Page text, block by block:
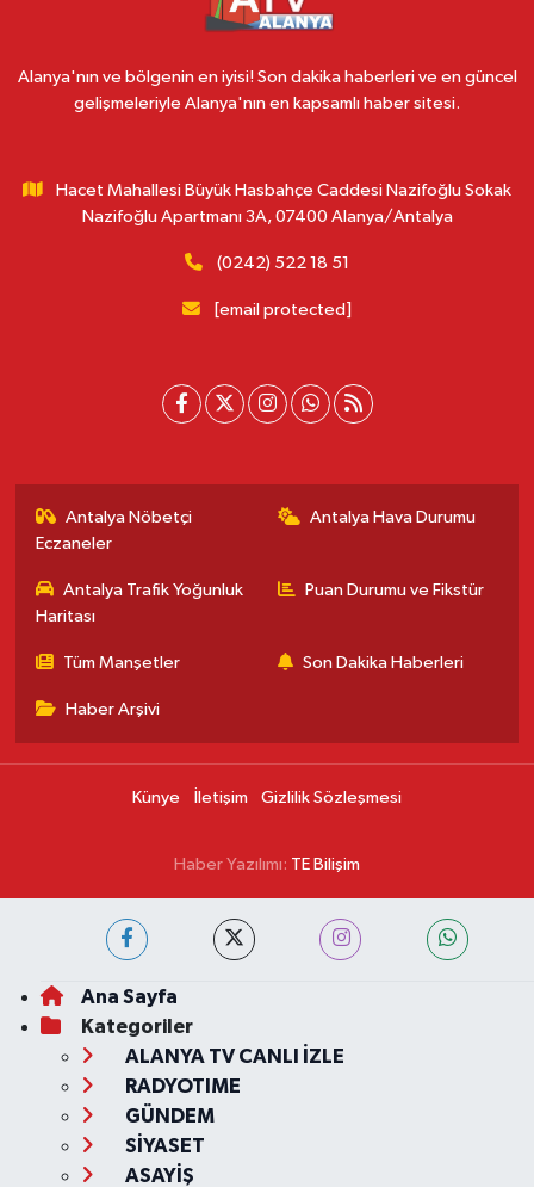
Alanya'nın ve bölgenin en iyisi! Son dakika haberleri ve en güncel
gelişmeleriyle Alanya'nın en kapsamlı haber sitesi.
Hacet Mahallesi Büyük Hasbahçe Caddesi Nazifoğlu Sokak
Nazifoğlu Apartmanı 3A, 07400 Alanya/Antalya
(0242) 522 18 51
[email protected]
Antalya Nöbetçi
Eczaneler
Antalya Hava Durumu
Antalya Trafik Yoğunluk
Haritası
Puan Durumu ve Fikstür
Tüm Manşetler Son Dakika Haberleri
Haber Arşivi
Künye İletişim Gizlilik Sözleşmesi
Haber Yazılımı: TE Bilişim
Ana Sayfa
Kategoriler
ALANYA TV CANLI İZLE
RADYOTIME
GÜNDEM
SİYASET
ASAYİŞ